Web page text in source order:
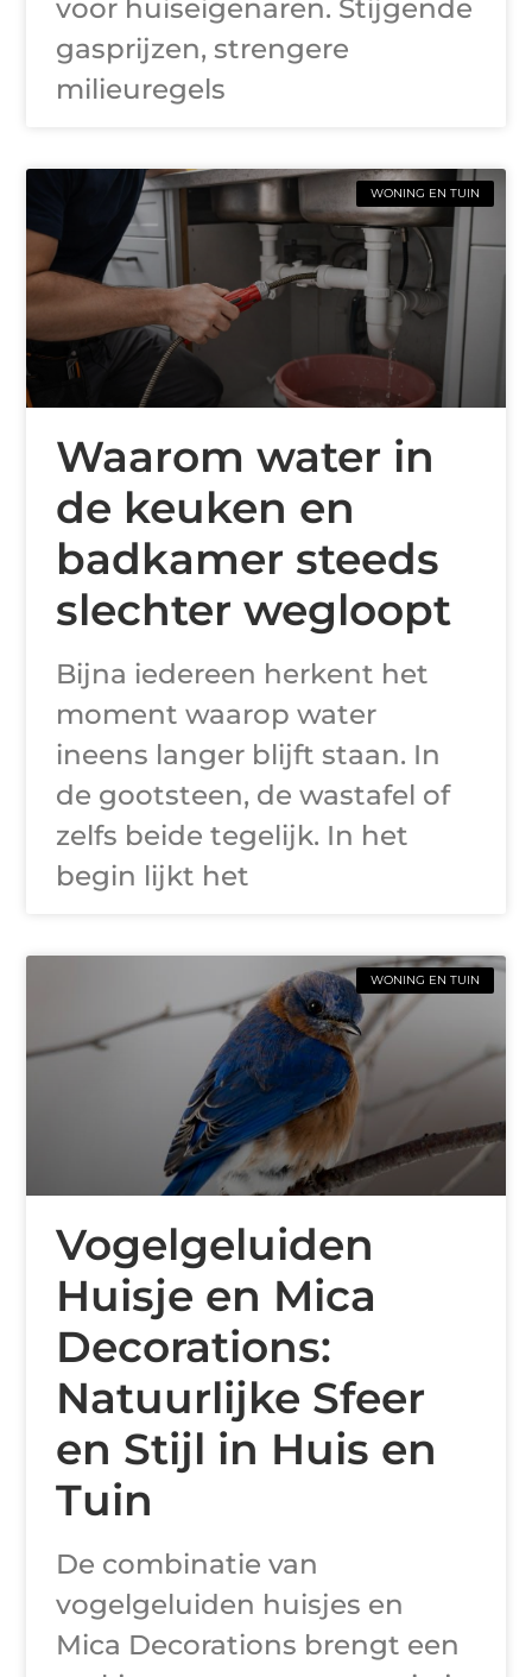
voor huiseigenaren. Stijgende
gasprijzen, strengere
milieuregels
WONING EN TUIN
Waarom water in
de keuken en
badkamer steeds
slechter wegloopt
Bijna iedereen herkent het
moment waarop water
ineens langer blijft staan. In
de gootsteen, de wastafel of
zelfs beide tegelijk. In het
begin lijkt het
WONING EN TUIN
Vogelgeluiden
Huisje en Mica
Decorations:
Natuurlijke Sfeer
en Stijl in Huis en
Tuin
De combinatie van
vogelgeluiden huisjes en
Mica Decorations brengt een